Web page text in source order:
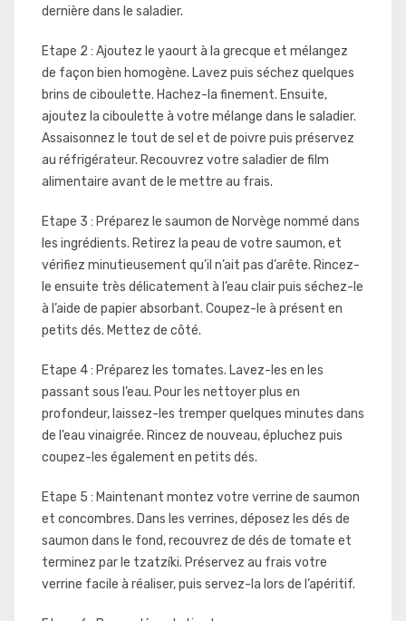
dernière dans le saladier.
Etape 2 : Ajoutez le yaourt à la grecque et mélangez
de façon bien homogène. Lavez puis séchez quelques
brins de ciboulette. Hachez-la finement. Ensuite,
ajoutez la ciboulette à votre mélange dans le saladier.
Assaisonnez le tout de sel et de poivre puis préservez
au réfrigérateur. Recouvrez votre saladier de film
alimentaire avant de le mettre au frais.
Etape 3 : Préparez le saumon de Norvège nommé dans
les ingrédients. Retirez la peau de votre saumon, et
vérifiez minutieusement qu’il n’ait pas d’arête. Rincez-
le ensuite très délicatement à l’eau clair puis séchez-le
à l’aide de papier absorbant. Coupez-le à présent en
petits dés. Mettez de côté.
Etape 4 : Préparez les tomates. Lavez-les en les
passant sous l’eau. Pour les nettoyer plus en
profondeur, laissez-les tremper quelques minutes dans
de l’eau vinaigrée. Rincez de nouveau, épluchez puis
coupez-les également en petits dés.
Etape 5 : Maintenant montez votre verrine de saumon
et concombres. Dans les verrines, déposez les dés de
saumon dans le fond, recouvrez de dés de tomate et
terminez par le tzatzíki. Préservez au frais votre
verrine facile à réaliser, puis servez-la lors de l’apéritif.